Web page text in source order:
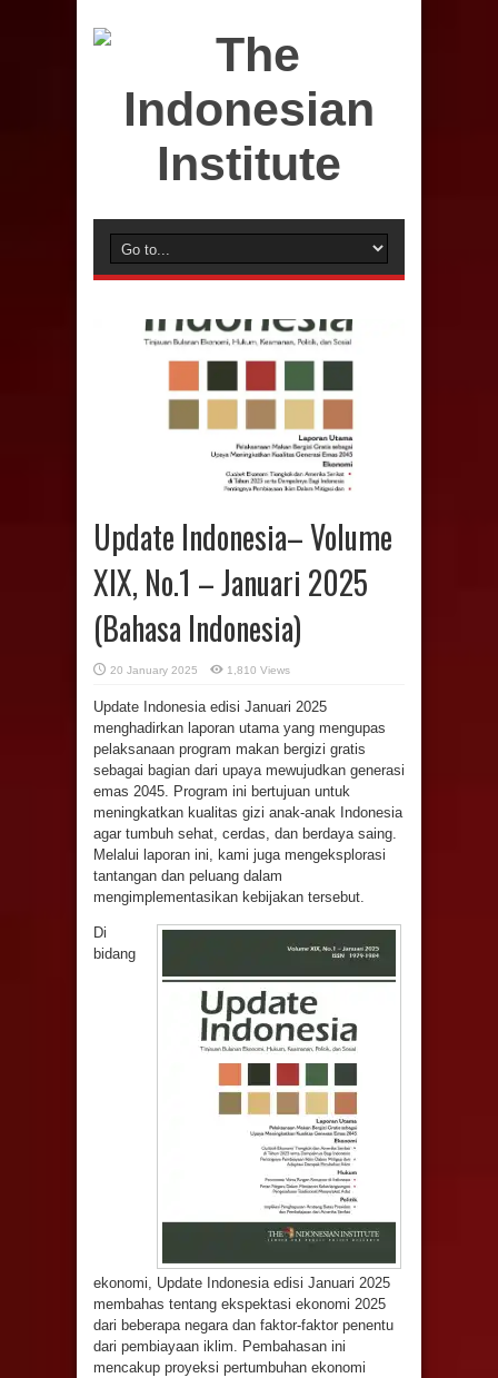
Update Indonesia– Volume
XIX, No.1 – Januari 2025
(Bahasa Indonesia)
20 January 2025 1,810 Views
Update Indonesia edisi Januari 2025
menghadirkan laporan utama yang mengupas
pelaksanaan program makan bergizi gratis
sebagai bagian dari upaya mewujudkan generasi
emas 2045. Program ini bertujuan untuk
meningkatkan kualitas gizi anak-anak Indonesia
agar tumbuh sehat, cerdas, dan berdaya saing.
Melalui laporan ini, kami juga mengeksplorasi
tantangan dan peluang dalam
mengimplementasikan kebijakan tersebut.
Di
bidang
ekonomi, Update Indonesia edisi Januari 2025
membahas tentang ekspektasi ekonomi 2025
dari beberapa negara dan faktor-faktor penentu
dari pembiayaan iklim. Pembahasan ini
mencakup proyeksi pertumbuhan ekonomi